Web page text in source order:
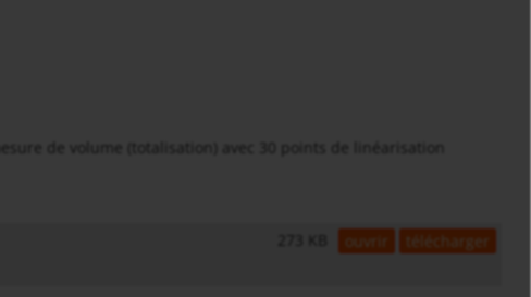
de volume (totalisation) avec 30 points de linéarisation
273 KB ouvrir télécharger